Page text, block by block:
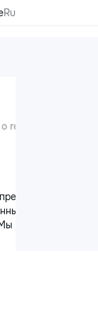
Ru
recenzie
уход за
предоставляем